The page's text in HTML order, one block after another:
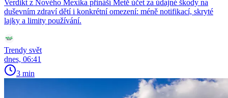
Verdikt z Nového Mexika přináší Metě účet za údajné škody na
duševním zdraví dětí i konkrétní omezení: méně notifikací, skryté
lajky a limity používání.
Trendy svět
dnes, 06:41
3 min